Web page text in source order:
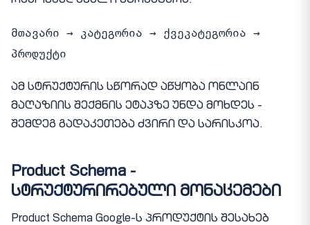
მთავარი → კატეგორია → ქვეკატეგორია →
პროდუქტი
ამ სტრუქტურის სწორად აწყობა ონლაინ
მაღაზიის შექმნის ეტაპზე უნდა მოხდეს -
შემდეგ გადაკეთება ძვირი და სარისკოა.
Product Schema -
სტრუქტურირებული მონაცემები
Product Schema Google-ს პროდუქტის შესახებ